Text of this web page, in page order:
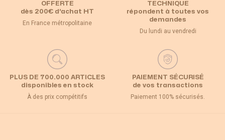
OFFERTE
dès 200€ d’achat HT
En France métropolitaine
TECHNIQUE
répondent à toutes vos
demandes
Du lundi au vendredi
PLUS DE 700.000 ARTICLES
disponibles en stock
À des prix compétitifs
PAIEMENT SÉCURISÉ
de vos transactions
Paiement 100% sécurisés.